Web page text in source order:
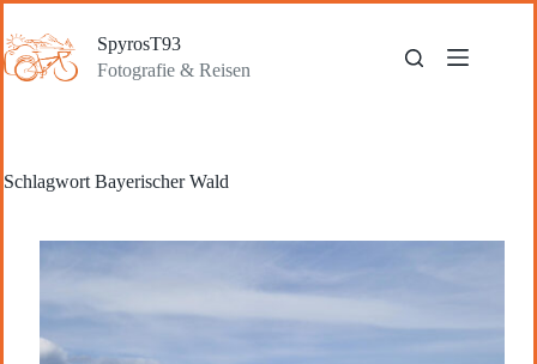
Inhalt
springen
SpyrosT93
Fotografie & Reisen
Schlagwort Bayerischer Wald